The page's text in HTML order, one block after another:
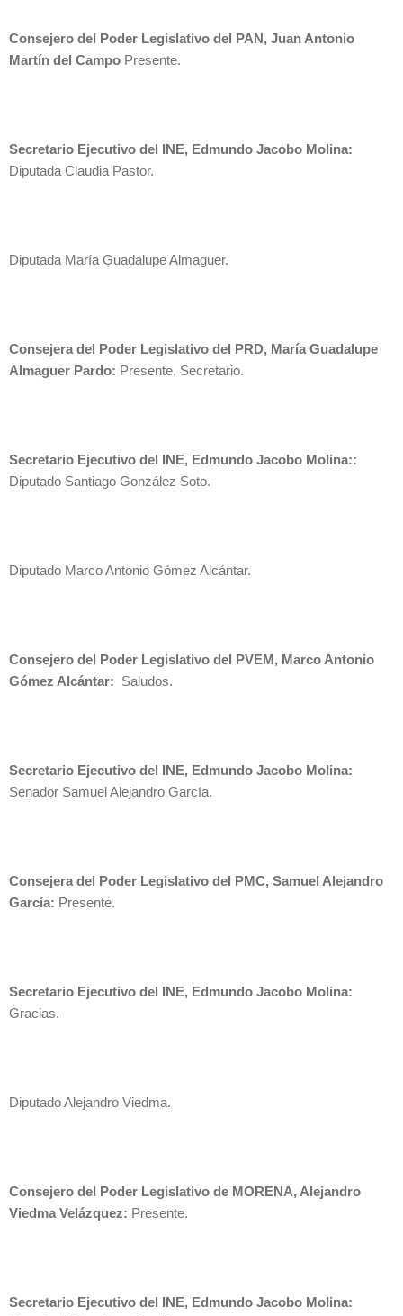
Consejero del Poder Legislativo del PAN, Juan Antonio
Martín del Campo Presente.
Secretario Ejecutivo del INE, Edmundo Jacobo Molina:
Diputada Claudia Pastor.
Diputada María Guadalupe Almaguer.
Consejera del Poder Legislativo del PRD, María Guadalupe
Almaguer Pardo: Presente, Secretario.
Secretario Ejecutivo del INE, Edmundo Jacobo Molina::
Diputado Santiago González Soto.
Diputado Marco Antonio Gómez Alcántar.
Consejero del Poder Legislativo del PVEM, Marco Antonio
Gómez Alcántar: Saludos.
Secretario Ejecutivo del INE, Edmundo Jacobo Molina:
Senador Samuel Alejandro García.
Consejera del Poder Legislativo del PMC, Samuel Alejandro
García: Presente.
Secretario Ejecutivo del INE, Edmundo Jacobo Molina:
Gracias.
Diputado Alejandro Viedma.
Consejero del Poder Legislativo de MORENA, Alejandro
Viedma Velázquez: Presente.
Secretario Ejecutivo del INE, Edmundo Jacobo Molina: